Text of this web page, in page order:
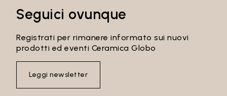
Seguici ovunque
Registrati per rimanere informato sui nuovi
prodotti ed eventi Ceramica Globo
Leggi newsletter